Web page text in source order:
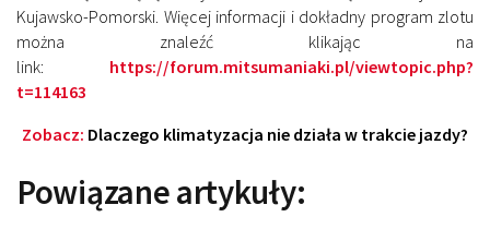
Kujawsko-Pomorski. Więcej informacji i dokładny program zlotu
można znaleźć klikając na
link: https://forum.mitsumaniaki.pl/viewtopic.php?
t=114163
Zobacz: Dlaczego klimatyzacja nie działa w trakcie jazdy?
Powiązane artykuły: